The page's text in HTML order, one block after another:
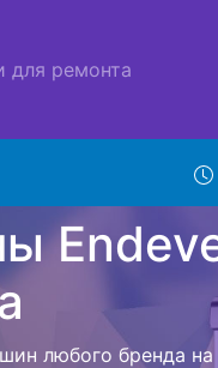
для ремонта
1050
Endever 1050
всех работ